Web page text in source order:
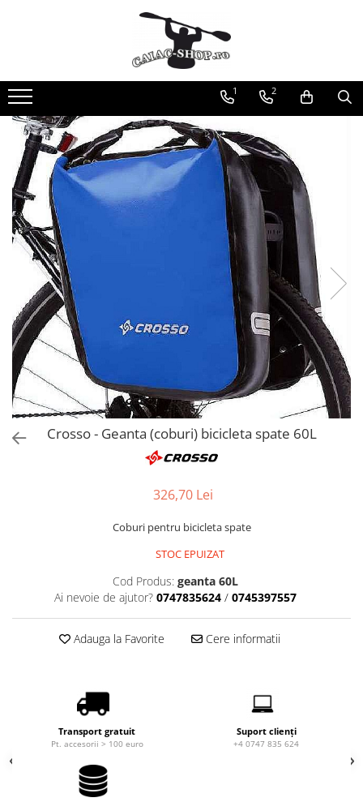
Caiace
Caiace tandem
Caiace de ape repezi (whitewater)
Caiace de tură și de mare
Caiace sit on top
Caiace de competiție-club
Canoe
Bărci gonflabile
Bărci pentru pescuit
Packraft
Bărci de rafting
Canoe
Caiace
Produse cu reducere
Plăci SUP
Veste de salvare
Padele și pagăi
Jachete impermeabile
Haine thermo și protecție UV
Fuste de valuri
Căști de protecție
Siguranță, accesorii
Drybag - Saci impermeabili
1 2
Crosso - Geanta (coburi) bicicleta spate 60L
326,70 Lei
Coburi pentru bicicleta spate
STOC EPUIZAT
Cod Produs: geanta 60L
Ai nevoie de ajutor? 0747835624 / 0745397557
Adauga la Favorite Cere informatii
Transport gratuit
Pt. accesorii > 100 euro
Suport clienți
+4 0747 835 624